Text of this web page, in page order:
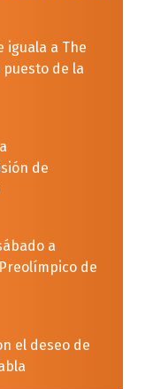
iguala a The
de la
de
a
de
el deseo de